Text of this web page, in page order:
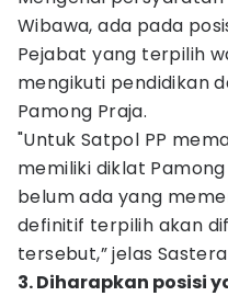
Wibawa, ada pada
Pejabat yang terpilih
mengikuti pendidikan
Pamong Praja.
"Untuk Satpol PP
memiliki diklat
belum ada yang
definitif terpilih akan
tersebut,” jelas
3. Diharapkan posisi